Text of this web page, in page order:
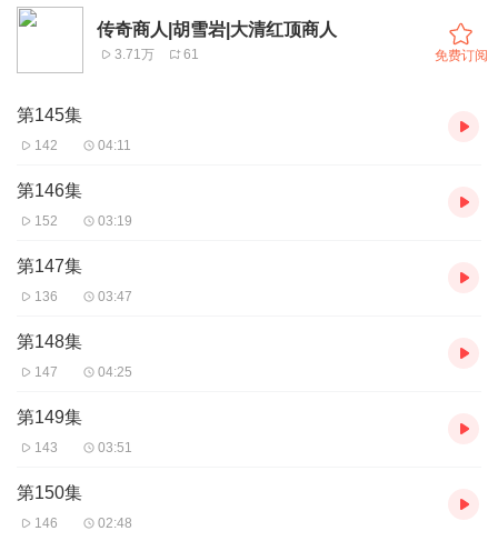
传奇商人|胡雪岩|大清红顶商人
3.71万 61 免费订阅
第145集
142 04:11
第146集
152 03:19
第147集
136 03:47
第148集
147 04:25
第149集
143 03:51
第150集
146 02:48